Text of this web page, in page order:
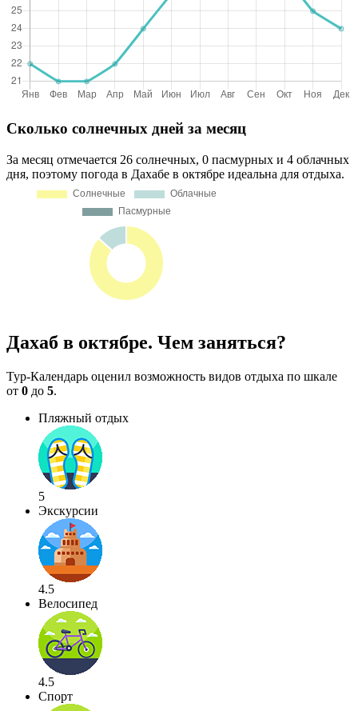
Сколько солнечных дней за месяц
За месяц отмечается 26 солнечных, 0 пасмурных и 4 облачных
дня, поэтому погода в Дахабе в октябре идеальна для отдыха.
Дахаб в октябре. Чем заняться?
Тур-Календарь оценил возможность видов отдыха по шкале
от 0 до 5.
Пляжный отдых
5
Экскурсии
4.5
Велосипед
4.5
Спорт